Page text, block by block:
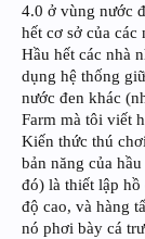
4.0 ở vùng nước
hết cơ sở của
Hầu hết các nhà
dụng hệ thống
nước đen khác
Farm mà tôi viết
Kiến thức thú
bản năng của
đó) là thiết lập
độ cao, và hàng
nó phơi bày cá